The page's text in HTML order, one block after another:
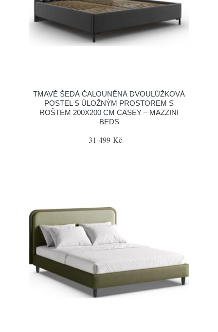
TMAVĚ ŠEDÁ ČALOUNĚNÁ DVOULŮŽKOVÁ
POSTEL S ÚLOŽNÝM PROSTOREM S
ROŠTEM 200X200 CM CASEY – MAZZINI
BEDS
31 499 Kč